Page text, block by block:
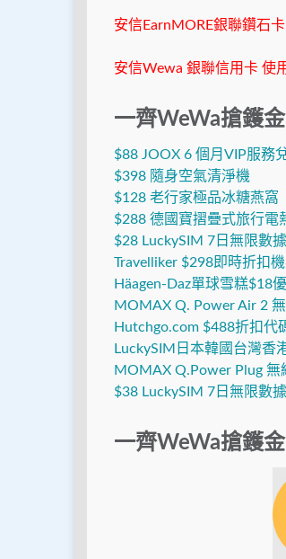
安信EarnMORE銀聯鑽石
安信Wewa 銀聯信用卡 使
一齊WeWa搶鑊
$88 JOOX 6 個月VIP服務
$398 隨身空氣清淨機
$128 老行家極品冰糖燕窩
$288 德國寶摺疊式旅行電
$28 LuckySIM 7日無限數
Travelliker $298即時折扣
Häagen-Daz單球雪糕$18
MOMAX Q. Power Air 2
Hutchgo.com $488折扣代
LuckySIM日本韓國台灣香
MOMAX Q.Power Plug
$38 LuckySIM 7日無限數
一齊WeWa搶鑊